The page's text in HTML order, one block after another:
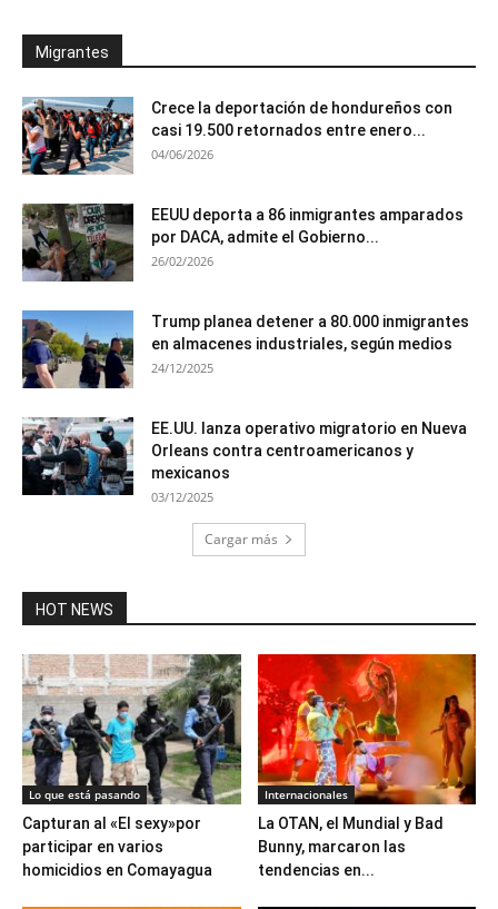
Migrantes
Crece la deportación de hondureños con
casi 19.500 retornados entre enero...
04/06/2026
EEUU deporta a 86 inmigrantes amparados
por DACA, admite el Gobierno...
26/02/2026
Trump planea detener a 80.000 inmigrantes
en almacenes industriales, según medios
24/12/2025
EE.UU. lanza operativo migratorio en Nueva
Orleans contra centroamericanos y
mexicanos
03/12/2025
Cargar más
HOT NEWS
Lo que está pasando
Capturan al «El sexy»por
participar en varios
homicidios en Comayagua
Internacionales
La OTAN, el Mundial y Bad
Bunny, marcaron las
tendencias en...